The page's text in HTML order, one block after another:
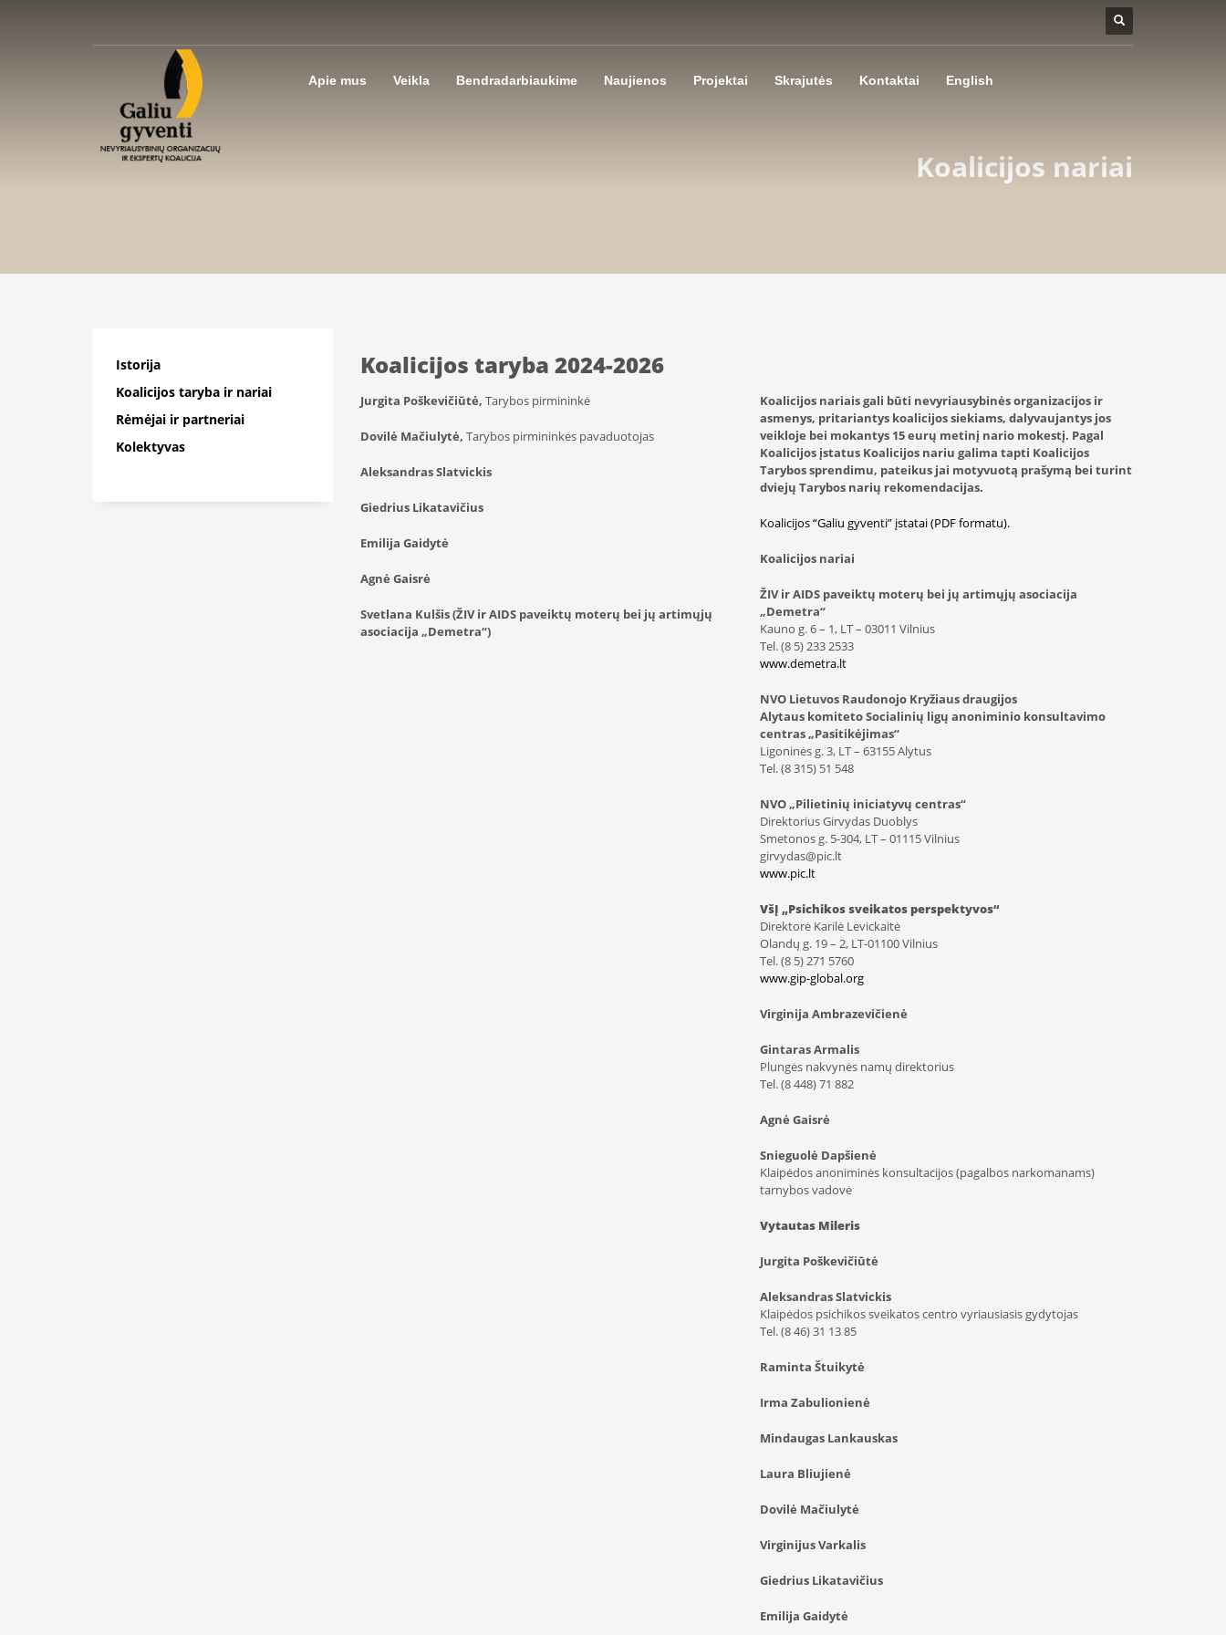
Apie mus Veikla Bendradarbiaukime Naujienos Projektai Skrajutės Kontaktai English
Koalicijos nariai
Istorija
Koalicijos taryba ir nariai
Rėmėjai ir partneriai
Kolektyvas
Koalicijos taryba 2024-2026
Jurgita Poškevičiūtė, Tarybos pirmininkė
Dovilė Mačiulytė, Tarybos pirmininkės pavaduotojas
Aleksandras Slatvickis
Giedrius Likatavičius
Emilija Gaidytė
Agnė Gaisrė
Svetlana Kulšis (ŽIV ir AIDS paveiktų moterų bei jų artimųjų
asociacija „Demetra“)
Koalicijos nariais gali būti nevyriausybinės organizacijos ir
asmenys, pritariantys koalicijos siekiams, dalyvaujantys jos
veikloje bei mokantys 15 eurų metinį nario mokestį. Pagal
Koalicijos įstatus Koalicijos nariu galima tapti Koalicijos
Tarybos sprendimu, pateikus jai motyvuotą prašymą bei turint
dviejų Tarybos narių rekomendacijas.
Koalicijos “Galiu gyventi” įstatai (PDF formatu).
Koalicijos nariai
ŽIV ir AIDS paveiktų moterų bei jų artimųjų asociacija
„Demetra“
Kauno g. 6 – 1, LT – 03011 Vilnius
Tel. (8 5) 233 2533
www.demetra.lt
NVO Lietuvos Raudonojo Kryžiaus draugijos
Alytaus komiteto Socialinių ligų anoniminio konsultavimo
centras „Pasitikėjimas“
Ligoninės g. 3, LT – 63155 Alytus
Tel. (8 315) 51 548
NVO „Pilietinių iniciatyvų centras“
Direktorius Girvydas Duoblys
Smetonos g. 5-304, LT – 01115 Vilnius
girvydas@pic.lt
www.pic.lt
VšĮ „Psichikos sveikatos perspektyvos“
Direktorė Karilė Levickaitė
Olandų g. 19 – 2, LT-01100 Vilnius
Tel. (8 5) 271 5760
www.gip-global.org
Virginija Ambrazevičienė
Gintaras Armalis
Plungės nakvynės namų direktorius
Tel. (8 448) 71 882
Agnė Gaisrė
Snieguolė Dapšienė
Klaipėdos anoniminės konsultacijos (pagalbos narkomanams)
tarnybos vadovė
Vytautas Mileris
Jurgita Poškevičiūtė
Aleksandras Slatvickis
Klaipėdos psichikos sveikatos centro vyriausiasis gydytojas
Tel. (8 46) 31 13 85
Raminta Štuikytė
Irma Zabulionienė
Mindaugas Lankauskas
Laura Bliujienė
Dovilė Mačiulytė
Virginijus Varkalis
Giedrius Likatavičius
Emilija Gaidytė